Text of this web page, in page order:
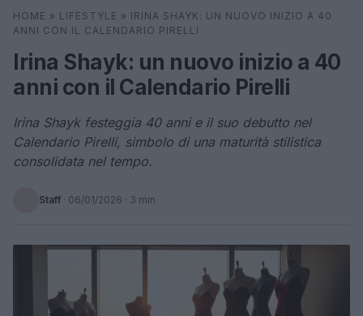
Cerca ⌕ ×
HOME » LIFESTYLE » IRINA SHAYK: UN NUOVO INIZIO A 40
ANNI CON IL CALENDARIO PIRELLI
Irina Shayk: un nuovo inizio a 40
anni con il Calendario Pirelli
Irina Shayk festeggia 40 anni e il suo debutto nel
Calendario Pirelli, simbolo di una maturità stilistica
consolidata nel tempo.
Staff · 06/01/2026 · 3 min